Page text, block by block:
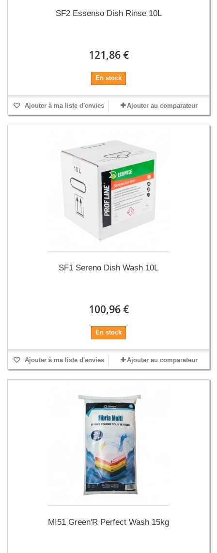
SF2 Essenso Dish Rinse 10L
121,86 €
En stock
Ajouter à ma liste d'envies Ajouter au comparateur
SF1 Sereno Dish Wash 10L
100,96 €
En stock
Ajouter à ma liste d'envies Ajouter au comparateur
MI51 Green'R Perfect Wash 15kg